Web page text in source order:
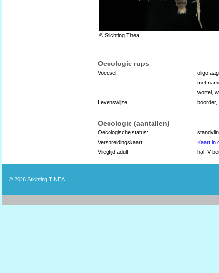
© Stichting Tinea
Oecologie rups
Voedsel:
met
wortel,
Levenswijze:
boorder,
Oecologie (aantallen)
Oecologische status:
Verspreidingskaart:
Kaart in
Vliegtijd adult:
half V-
© 2026 Stichting TINEA